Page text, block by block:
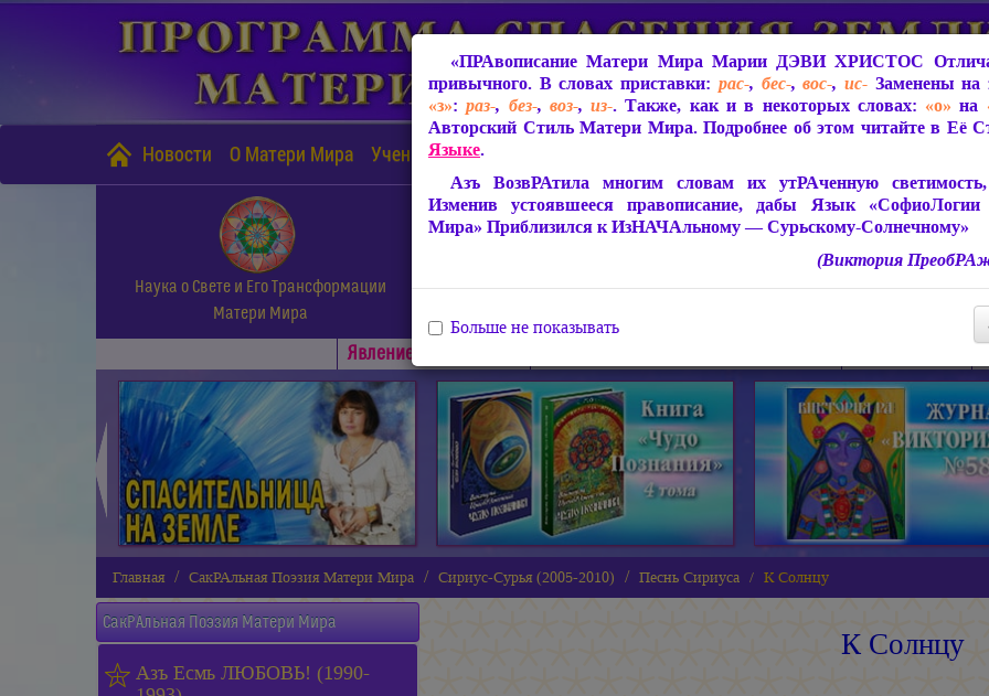
Новости О Матери Мира Учение Матери Мира
Наука о Свете и Его Трансформации
Матери Мира
СофиоЛогия Матери Мира
Живое Слово Матери
Статьи, Книги, Видео,
Явлениe Матери Мира
◄
Главная СакРАльная Поэзия Матери Мира Сириус-Сурья (2005-2010) Песнь Сириуса К Солнцу
СакРАльная Поэзия Матери Мира
Азъ Есмь ЛЮБОВЬ! (1990-
К Солнцу
«ПРАвописание Матери Мира Марии ДЭВИ ХРИСТОС
привычного. В словах приставки: рас-, бес-,вос-, ис-Заменены на
«з»:раз-, без-, воз-,из-. Также, как и в некоторых словах: «о» на
Авторский Стиль Матери Мира. Подробнее об этом читайте в Её
Языке.
Азъ ВозвРАтила многим словам их утРАченную светимость,
Изменив устоявшееся правописание, дабы Язык
Мира» Приблизился к ИзНАЧАльному — Сурьскому-Солнечному»
(Виктория
Больше не показывать